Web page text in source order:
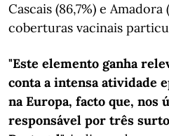
Cascais (86,7%) e
coberturas vacinais
"Este elemento ganha
conta a intensa atividade
na Europa, facto que, nos
responsável por três